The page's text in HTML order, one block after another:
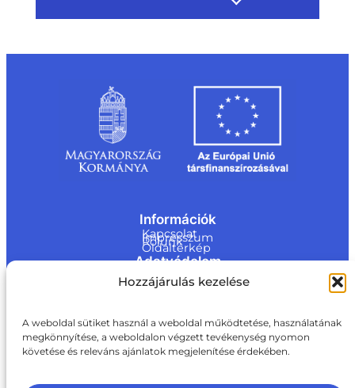
Hozzájárulás kezelése
A weboldal sütiket használ a weboldal működtetése, használatának
megkönnyítése, a weboldalon végzett tevékenység nyomon
követése és releváns ajánlatok megjelenítése érdekében.
Információk
Kapcsolat
Impresszum
Rólunk
Oldaltérkép
Adatvédelem
Jogi nyilatkozat
Adatvédelmi nyilatkozat
Akadálymentesítési nyilatkozat
ite@a
ki.gov.